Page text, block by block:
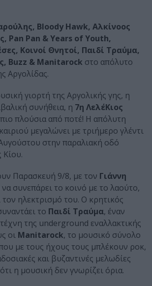
Βloody Hawk, Αλκίνοος
Pan Pan & Years of Youth,
Κοινοί Θνητοί, Παιδί Τραύμα,
Buzz & Manitarock στο απόλυτο
Αργολίδας.
γιορτή της Αργολικής γης, η
συνήθεια, η 7η ΛελέΚιος
πλούσια από ποτέ! Η απόλυτη
μεγαλώνει με τριήμερο γλέντι
στην παραλιακή οδό
Παρασκευή 9/8, με τον Γιάννη
να συνεπάρει το κοινό με το λαούτο,
τον ηλεκτρισμό του. Ο κρητικός
το Παιδί Τραύμα, έναν
της underground εναλλακτικής
οι Manitarock, το μουσικό σύνολο
με τους ήχους τους μπλέκουν ροκ,
και βυζαντινές μελωδίες
η μουσική δεν γνωρίζει όρια.